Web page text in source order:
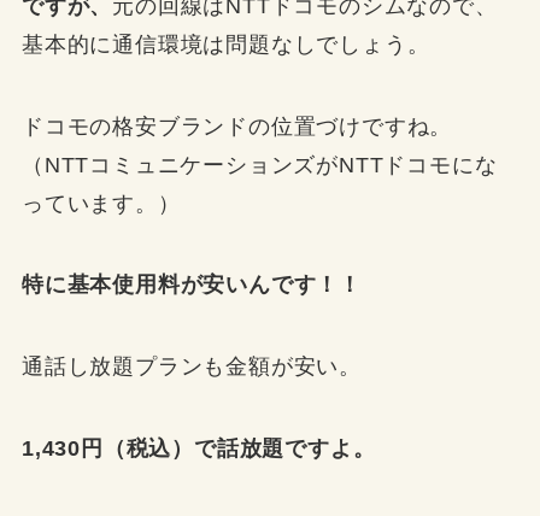
ですが、 元の回線はNTTドコモのシムなので、
基本的に通信環境は問題なしでしょう。
ドコモの格安ブランドの位置づけですね。
（NTTコミュニケーションズがNTTドコモにな
っています。）
特に基本使用料が安いんです！！
通話し放題プランも金額が安い。
1,430円（税込）で話放題ですよ。